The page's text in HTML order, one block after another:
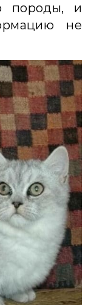
породы, и
не